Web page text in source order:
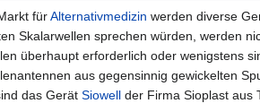
fürAlternativmedizin werden diverse
Skalarwellen sprechen würden, werden
überhaupt erforderlich oder wenigstens
aus gegensinnig gewickelten
das Gerät Siowell der Firma Sioplast aus